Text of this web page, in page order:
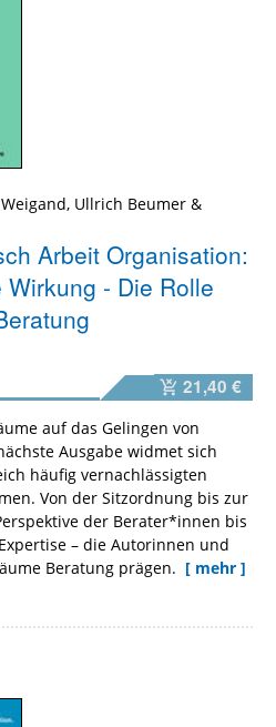
, Ullrich Beumer &
Arbeit Organisation:
- Die Rolle
21,40 €
auf das Gelingen von
Ausgabe widmet sich
häufig vernachlässigten
Von der Sitzordnung bis zur
der Berater*innen bis
– die Autorinnen und
Beratung prägen. [ mehr ]